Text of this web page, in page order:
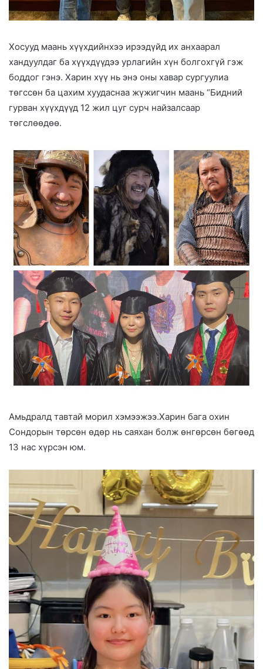
Хосууд маань хүүхдийнхээ ирээдүйд их анхаарал
хандуулдаг ба хүүхдүүдээ урлагийн хүн болгохгүй гэж
боддог гэнэ. Харин хүү нь энэ оны хавар сургуулиа
төгссөн ба цахим хуудаснаа жүжигчин маань “Бидний
гурван хүүхдүүд 12 жил цуг сурч найзалсаар
төгслөөдөө.
Амьдралд тавтай морил хэмээжээ.Харин бага охин
Сондорын төрсөн өдөр нь саяхан болж өнгөрсөн бөгөөд
13 нас хүрсэн юм.